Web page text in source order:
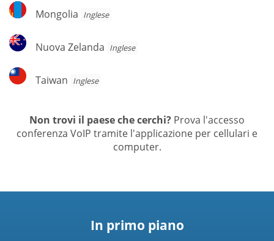
Mongolia
Mongolia Inglese
Nuova
Zelanda
Nuova Zelanda Inglese
Taiwan
Taiwan Inglese
Non trovi il paese che cerchi? Prova l'accesso
conferenza VoIP tramite l'applicazione per cellulari e
computer.
In primo piano